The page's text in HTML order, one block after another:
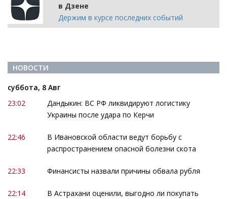
в Дзене
Держим в курсе последних событий
НОВОСТИ
суббота, 8 Авг
23:02
Дандыкин: ВС РФ ликвидируют логистику
Украины после удара по Керчи
22:46
В Ивановской области ведут борьбу с
распространением опасной болезни скота
22:33 Финансисты назвали причины обвала рубля
22:14
В Астрахани оценили, выгодно ли покупать